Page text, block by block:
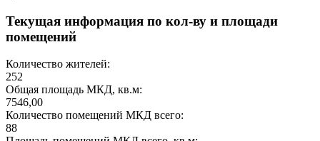
Текущая информация по кол-ву и площади
помещений
Количество жителей:
252
Общая площадь МКД, кв.м:
7546,00
Количество помещений МКД всего:
88